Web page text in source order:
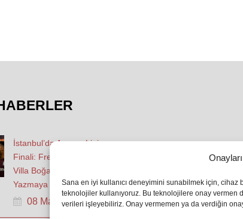
Sana en iyi kullanıcı deneyimini sunabilmek için,
teknolojiler kullanıyoruz. Bu teknolojilere onay vermen
verileri işleyebiliriz. Onay vermemen ya da verdiğin
İstanbul’da Avrupa Ligi
Finali: Freiburg ve Aston
Villa Boğaz’da Tarih
Yazmaya Hazırlanıyor
08 May 2026